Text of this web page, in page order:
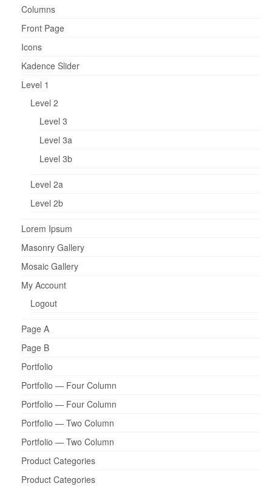
Columns
Front Page
Icons
Kadence Slider
Level 1
Level 2
Level 3
Level 3a
Level 3b
Level 2a
Level 2b
Lorem Ipsum
Masonry Gallery
Mosaic Gallery
My Account
Logout
Page A
Page B
Portfolio
Portfolio — Four Column
Portfolio — Four Column
Portfolio — Two Column
Portfolio — Two Column
Product Categories
Product Categories